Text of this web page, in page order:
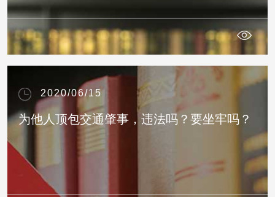
2020/06/15
为他人顶包交通肇事，违法吗？要坐牢吗？